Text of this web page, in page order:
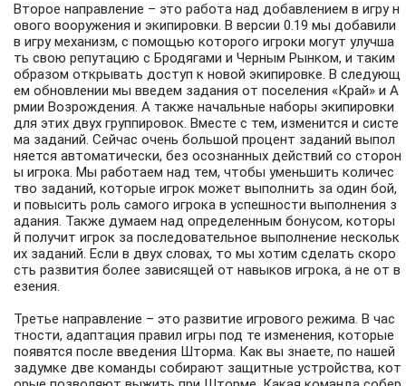
Второе направление – это работа над добавлением в игру н
ового вооружения и экипировки. В версии 0.19 мы добавили
в игру механизм, с помощью которого игроки могут улучша
ть свою репутацию с Бродягами и Черным Рынком, и таким
образом открывать доступ к новой экипировке. В следующ
ем обновлении мы введем задания от поселения «Край» и А
рмии Возрождения. А также начальные наборы экипировки
для этих двух группировок. Вместе с тем, изменится и систе
ма заданий. Сейчас очень большой процент заданий выпол
няется автоматически, без осознанных действий со сторон
ы игрока. Мы работаем над тем, чтобы уменьшить количес
тво заданий, которые игрок может выполнить за один бой,
и повысить роль самого игрока в успешности выполнения з
адания. Также думаем над определенным бонусом, которы
й получит игрок за последовательное выполнение нескольк
их заданий. Если в двух словах, то мы хотим сделать скоро
сть развития более зависящей от навыков игрока, а не от в
езения.
Третье направление – это развитие игрового режима. В час
тности, адаптация правил игры под те изменения, которые
появятся после введения Шторма. Как вы знаете, по нашей
задумке две команды собирают защитные устройства, кот